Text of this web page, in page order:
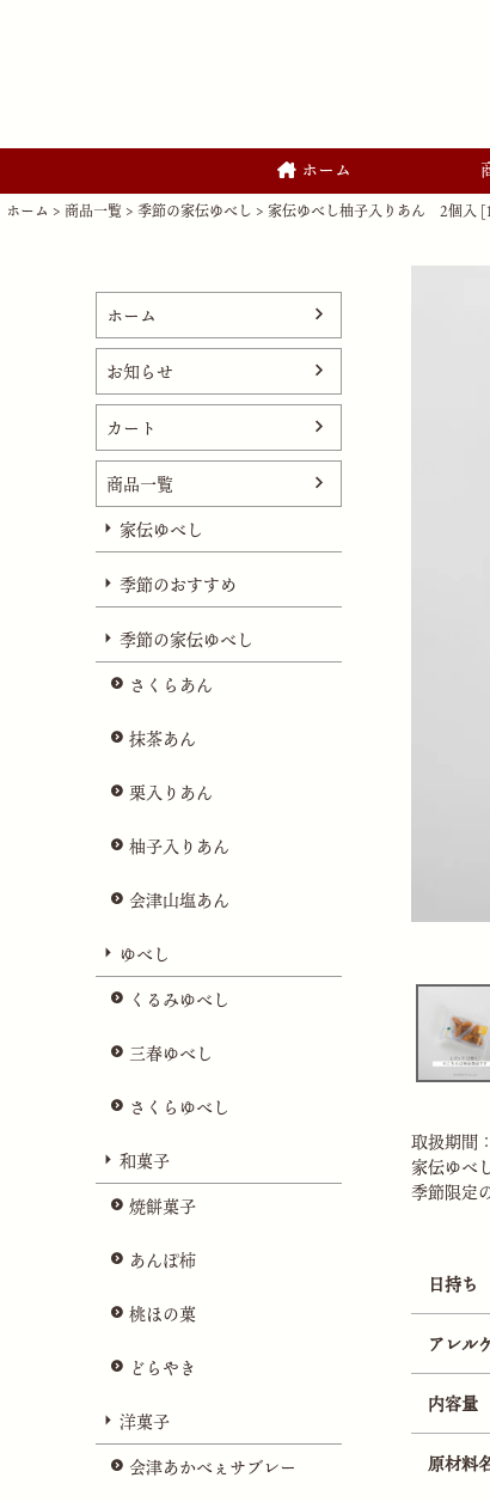
ホーム
ホーム 商品一覧 季節の家伝ゆべし 家伝ゆべし柚子入りあん 2個入
ホーム
お知らせ
カート
商品一覧
家伝ゆべし
季節のおすすめ
季節の家伝ゆべし
さくらあん
抹茶あん
栗入りあん
柚子入りあん
会津山塩あん
ゆべし
くるみゆべし
三春ゆべし
さくらゆべし
和菓子
焼餅菓子
あんぽ柿
桃ほの菓
どらやき
洋菓子
会津あかべぇサブレー
取扱期間
家伝ゆべ
季節限定
日持ち
アレル
内容量
原材料